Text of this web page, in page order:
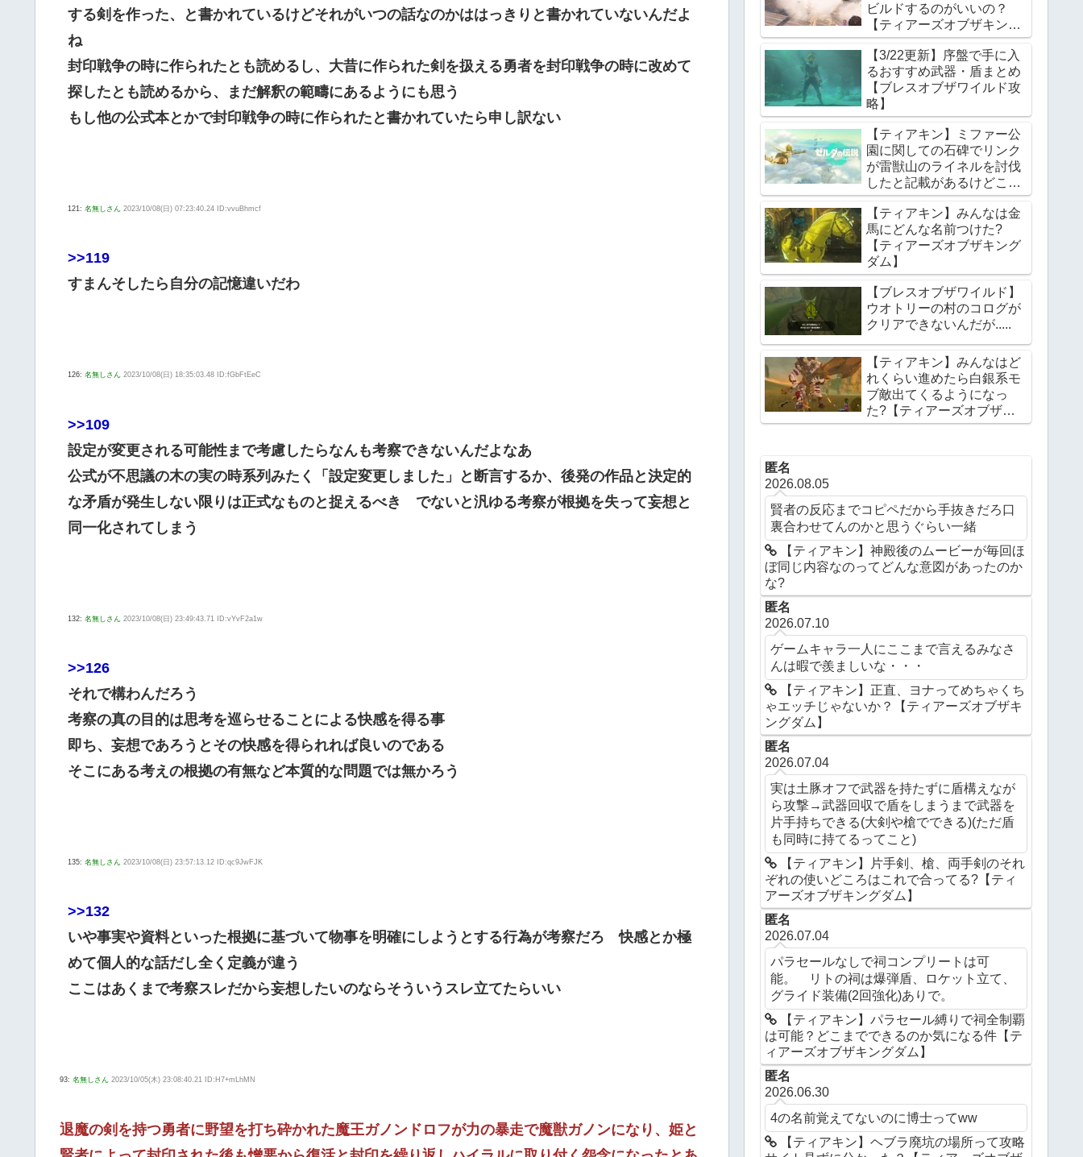
する剣を作った、と書かれているけどそれがいつの話なのかははっきりと書かれていないんだよ
ね
封印戦争の時に作られたとも読めるし、大昔に作られた剣を扱える勇者を封印戦争の時に改めて
探したとも読めるから、まだ解釈の範疇にあるようにも思う
もし他の公式本とかで封印戦争の時に作られたと書かれていたら申し訳ない
121: 名無しさん 2023/10/08(日) 07:23:40.24 ID:vvuBhmcf
>>119
すまんそしたら自分の記憶違いだわ
126: 名無しさん 2023/10/08(日) 18:35:03.48 ID:fGbFtEeC
>>109
設定が変更される可能性まで考慮したらなんも考察できないんだよなあ
公式が不思議の木の実の時系列みたく「設定変更しました」と断言するか、後発の作品と決定的
な矛盾が発生しない限りは正式なものと捉えるべき でないと汎ゆる考察が根拠を失って妄想と
同一化されてしまう
132: 名無しさん 2023/10/08(日) 23:49:43.71 ID:vYvF2a1w
>>126
それで構わんだろう
考察の真の目的は思考を巡らせることによる快感を得る事
即ち、妄想であろうとその快感を得られれば良いのである
そこにある考えの根拠の有無など本質的な問題では無かろう
135: 名無しさん 2023/10/08(日) 23:57:13.12 ID:qc9JwFJK
>>132
いや事実や資料といった根拠に基づいて物事を明確にしようとする行為が考察だろ 快感とか極
めて個人的な話だし全く定義が違う
ここはあくまで考察スレだから妄想したいのならそういうスレ立てたらいい
93: 名無しさん 2023/10/05(木) 23:08:40.21 ID:H7+mLhMN
退魔の剣を持つ勇者に野望を打ち砕かれた魔王ガノンドロフが力の暴走で魔獣ガノンになり、姫と
ビルドするのがいいの？
【ティアーズオブザキング
ダム】
【3/22更新】序盤で手に入
るおすすめ武器・盾まとめ
【ブレスオブザワイルド攻
略】
【ティアキン】ミファー公
園に関しての石碑でリンク
が雷獣山のライネルを討伐
したと記載があるけどこれ
っていつの話?【ティアー
ズオブザキングダム】
【ティアキン】みんなは金
馬にどんな名前つけた?
【ティアーズオブザキング
ダム】
【ブレスオブザワイルド】
ウオトリーの村のコログが
クリアできないんだが.....
【ティアキン】みんなはど
れくらい進めたら白銀系モ
ブ敵出てくるようになっ
た?【ティアーズオブザキ
ングダム】
匿名
2026.08.05
賢者の反応までコピペだから手抜きだろ口
裏合わせてんのかと思うぐらい一緒
【ティアキン】神殿後のムービーが毎回ほ
ぼ同じ内容なのってどんな意図があったのか
な?
匿名
2026.07.10
ゲームキャラ一人にここまで言えるみなさ
んは暇で羨ましいな・・・
【ティアキン】正直、ヨナってめちゃくち
ゃエッチじゃないか？【ティアーズオブザキ
ングダム】
匿名
2026.07.04
実は土豚オフで武器を持たずに盾構えなが
ら攻撃→武器回収で盾をしまうまで武器を
片手持ちできる(大剣や槍でできる)(ただ盾
も同時に持てるってこと)
【ティアキン】片手剣、槍、両手剣のそれ
ぞれの使いどころはこれで合ってる?【ティ
アーズオブザキングダム】
匿名
2026.07.04
パラセールなしで祠コンプリートは可
能。 リトの祠は爆弾盾、ロケット立て、
グライド装備(2回強化)ありで。
【ティアキン】パラセール縛りで祠全制覇
は可能？どこまでできるのか気になる件【テ
ィアーズオブザキングダム】
匿名
2026.06.30
4の名前覚えてないのに博士ってww
【ティアキン】ヘブラ廃坑の場所って攻略